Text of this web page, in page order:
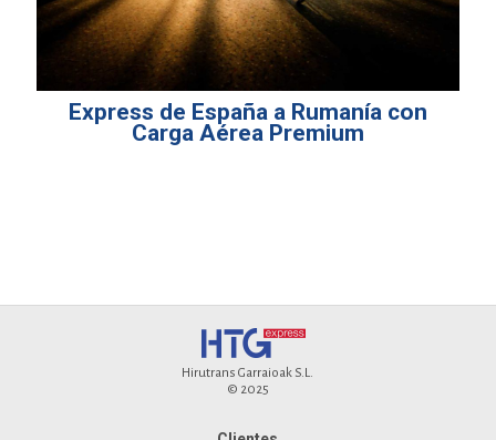
Express de España a Rumanía con
Carga Aérea Premium
Hirutrans Garraioak S.L.
© 2025